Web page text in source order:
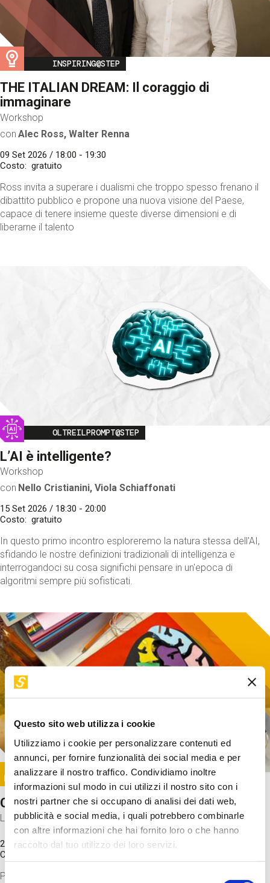
Questo sito web utilizza i cookie
Utilizziamo i cookie per personalizzare contenuti ed
annunci, per fornire funzionalità dei social media e per
analizzare il nostro traffico. Condividiamo inoltre
informazioni sul modo in cui utilizzi il nostro sito con i
nostri partner che si occupano di analisi dei dati web,
pubblicità e social media, i quali potrebbero combinarle
con altre informazioni che hai fornito loro o che hanno
raccolto dal tuo utilizzo dei loro servizi.
Selezione
Image
INSPIRING@STEP
THE ITALIAN DREAM: Il coraggio di
immaginare
Workshop
con Alec Ross, Walter Renna
09 Set 2026 / 18:00 - 19:30
Costo
gratuito
Ross invita a superare i dualismi che troppo spesso frenano il
dibattito pubblico e propone una nuova visione del Paese,
capace di tenere insieme queste diverse dimensioni e di
liberarne il talento
Image
OLTREILPROMPT@STEP
L’AI è intelligente?
Workshop
con Nello Cristianini, Viola Schiaffonati
15 Set 2026 / 18:30 - 20:00
Costo
gratuito
In questo primo incontro esploreremo la natura stessa dell'AI,
sfidando le nostre definizioni tradizionali di intelligenza e
interrogandoci su cosa significhi pensare in un'epoca di
algoritmi sempre più sofisticati.
Image
SUNDAY@STEP
Come funziona il cervello?
Laboratorio
20 Set 2026 / 11:15 - 13:00
Costo
Proveremo a costruire un cervello in cartoncino cercando di